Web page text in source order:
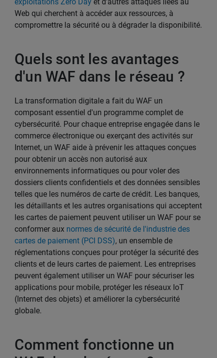
Web qui cherchent à accéder aux ressources, à
compromettre la sécurité ou à dégrader la disponibilité.
Quels sont les avantages
d'un WAF dans le réseau ?
La transformation digitale a fait du WAF un
composant essentiel d'un programme complet de
cybersécurité. Pour chaque entreprise engagée dans le
commerce électronique ou exerçant des activités sur
Internet, un WAF aide à prévenir les attaques conçues
pour obtenir un accès non autorisé aux
environnements informatiques ou pour voler des
dossiers clients confidentiels et des données sensibles
telles que les numéros de carte de crédit. Les banques,
les détaillants et les autres organisations qui acceptent
les cartes de paiement peuvent utiliser un WAF pour se
conformer aux normes de sécurité de l'industrie des
cartes de paiement (PCI DSS), un ensemble de
réglementations conçues pour protéger la sécurité des
clients et de leurs cartes de paiement. Les entreprises
peuvent également utiliser un WAF pour sécuriser les
applications pour mobile, protéger les réseaux IoT
(Internet des objets) et améliorer la cybersécurité
globale.
Comment fonctionne un